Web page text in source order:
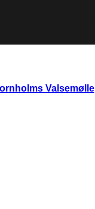
Valsemølle